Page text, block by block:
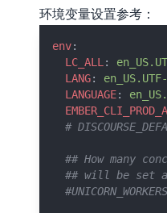
环境变量设置参考：
env:
LC_ALL :
LANG:
LANGUAGE:
#
## How many
## will be set